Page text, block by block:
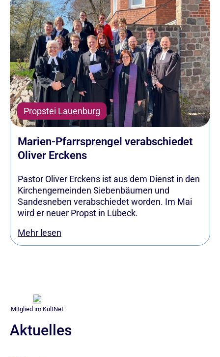
Propstei Lauenburg
Marien-Pfarrsprengel verabschiedet
Oliver Erckens
Pastor Oliver Erckens ist aus dem Dienst in den
Kirchengemeinden Siebenbäumen und
Sandesneben verabschiedet worden. Im Mai
wird er neuer Propst in Lübeck.
Mehr lesen
Mitglied im KultNet
Aktuelles